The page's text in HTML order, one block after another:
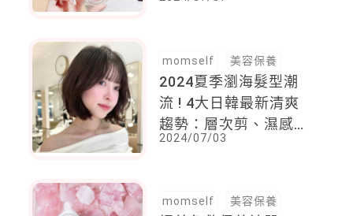
都超實用必須收藏
momself 美容保養
2024夏季瀏海髮型潮
流 ! 4大日韓最新清爽
趨勢：層次剪、濕感輪
廓...顯小臉首選這一款
2024/07/03
momself 美容保養